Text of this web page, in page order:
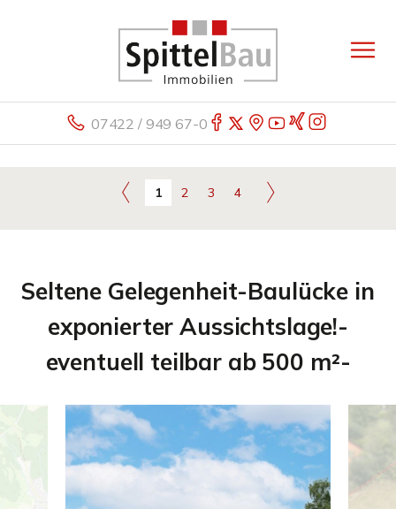
07422 / 949 67-0
1 2 3 4
Seltene Gelegenheit-Baulücke in
exponierter Aussichtslage!-
eventuell teilbar ab 500 m²-